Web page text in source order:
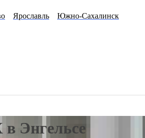
Ярославль Южно-Сахалинск
Энгельсе